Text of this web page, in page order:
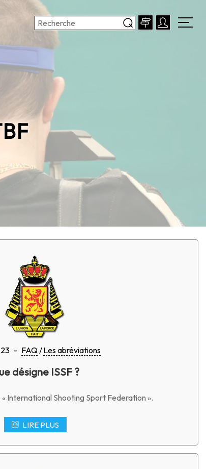
- FAQ Les abréviations
désigne ISSF ?
« International Shooting Sport Federation ».
LIRE PLUS